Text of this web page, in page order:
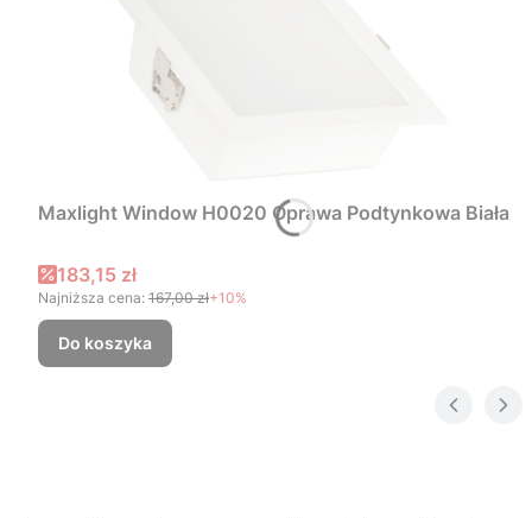
Maxlight Window H0020 Oprawa Podtynkowa Biała
Cena promocyjna
183,15 zł
Najniższa cena: 167,00 zł+10%
Do koszyka